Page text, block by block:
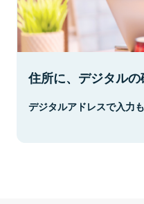
住所に、デジタルの
デジタルアドレスで入力